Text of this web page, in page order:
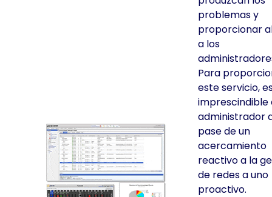
problemas y
proporcionar
a los
Para
este servicio,
imprescindible
administrador
pase de un
acercamiento
reactivo a la
de redes a uno
proactivo.